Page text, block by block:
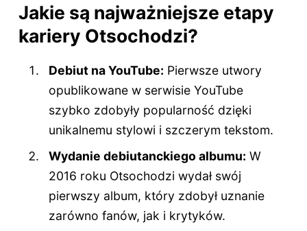
Jakie są najważniejsze etapy
kariery Otsochodzi?
Debiut na YouTube: Pierwsze utwory
opublikowane w serwisie YouTube
szybko zdobyły popularność dzięki
unikalnemu stylowi i szczerym tekstom.
Wydanie debiutanckiego albumu: W
2016 roku Otsochodzi wydał swój
pierwszy album, który zdobył uznanie
zarówno fanów, jak i krytyków.